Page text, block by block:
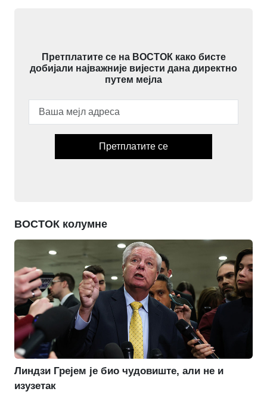
Претплатите се на ВОСТОК како бисте
добијали најважније вијести дана директно
путем мејла
Претплатите се
ВОСТОК колумне
Линдзи Грејем је био чудовиште, али не и
изузетак